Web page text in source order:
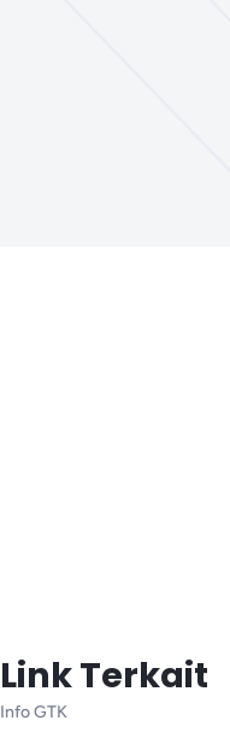
Link Terkait
Info GTK